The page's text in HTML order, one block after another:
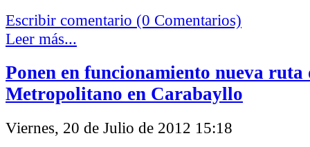
Escribir comentario (0 Comentarios)
Leer más...
Ponen en funcionamiento nueva ruta
Metropolitano en Carabayllo
Viernes, 20 de Julio de 2012 15:18